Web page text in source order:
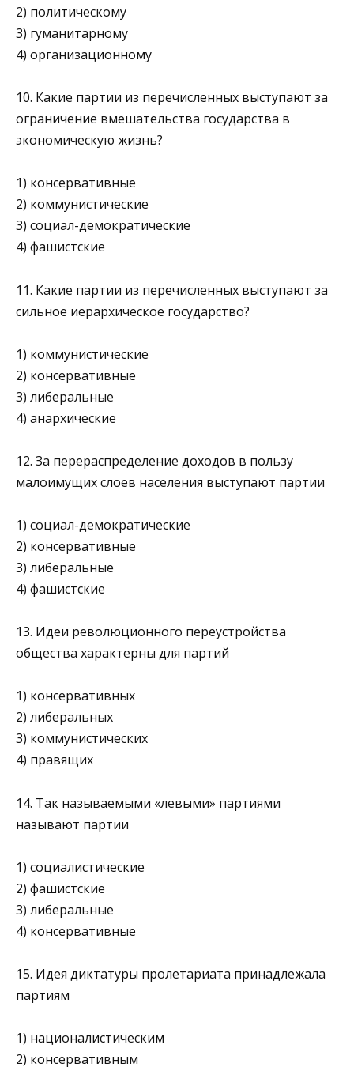
2) политическому
3) гуманитарному
4) организационному
10. Какие партии из перечисленных выступают за
ограничение вмешательства государства в
экономическую жизнь?
1) консервативные
2) коммунистические
3) социал-демократические
4) фашистские
11. Какие партии из перечисленных выступают за
сильное ие­рархическое государство?
1) коммунистические
2) консервативные
3) либеральные
4) анархические
12. За перераспределение доходов в пользу
малоимущих слоев населения выступают партии
1) социал-демократические
2) консервативные
3) либеральные
4) фашистские
13. Идеи революционного переустройства
общества характерны для партий
1) консервативных
2) либеральных
3) коммунистических
4) правящих
14. Так называемыми «левыми» партиями
называют партии
1) социалистические
2) фашистские
3) либеральные
4) консервативные
15. Идея диктатуры пролетариата принадлежала
партиям
1) националистическим
2) консервативным